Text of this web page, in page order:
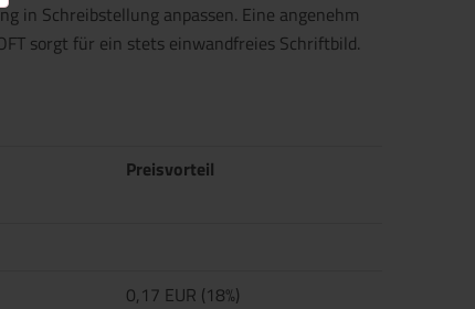
in Schreibstellung anpassen. Eine angenehm
sorgt für ein stets einwandfreies Schriftbild.
Preisvorteil
0,17 EUR (18%)